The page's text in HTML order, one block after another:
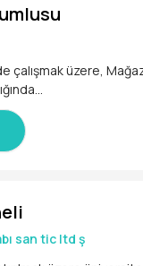
çalışmak üzere,
çekimi yapacak
san tic ltd ş